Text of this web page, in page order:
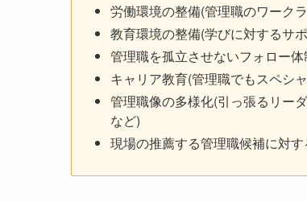
労働環境の整備(管理職のワーク
教育環境の整備(学びに対するサ
管理職を孤立させないフォロー体
キャリア教育(管理職でもスペシ
管理職像の多様化(引っ張るリー
など)
現場の推薦する管理職候補に対